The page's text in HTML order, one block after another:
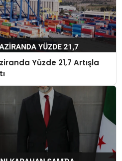
Yüzde 21,7 Artışla